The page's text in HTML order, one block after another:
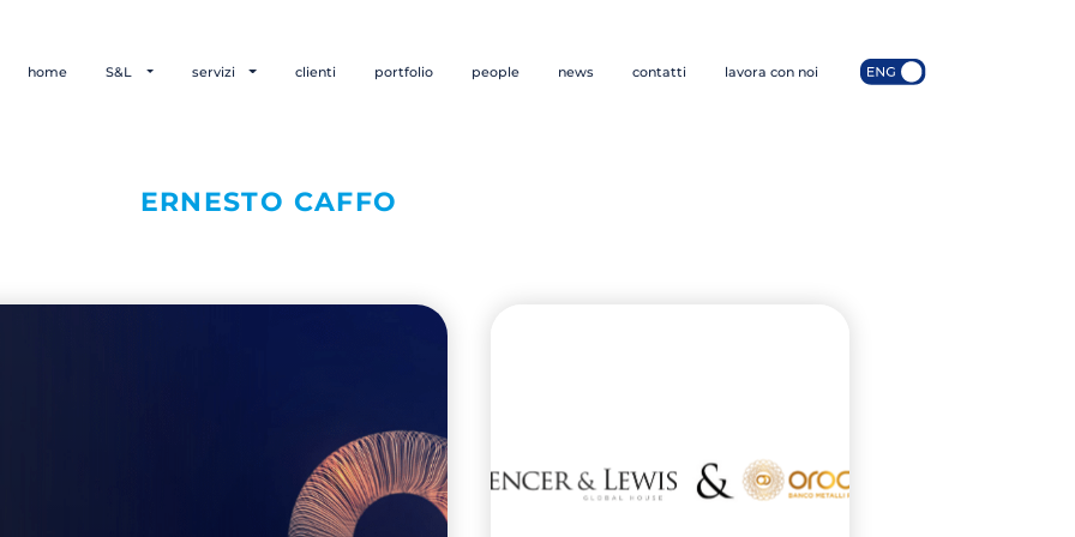
home S&L servizi clienti portfolio people news contatti lavora con noi
ERNESTO CAFFO